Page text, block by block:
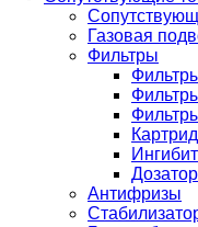
Газовая
Фильтры
Антифризы